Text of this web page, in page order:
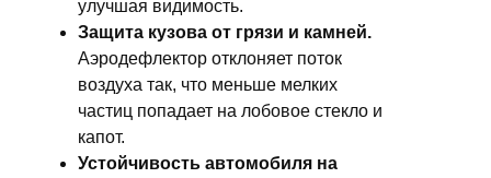
улучшая видимость.
Защита кузова от грязи и камней.
Аэродефлектор отклоняет поток
воздуха так, что меньше мелких
частиц попадает на лобовое стекло и
капот.
Устойчивость автомобиля на